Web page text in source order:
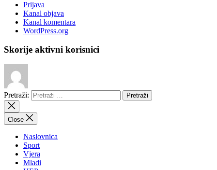
Prijava
Kanal objava
Kanal komentara
WordPress.org
Skorije aktivni korisnici
Pretraži:
Close
Naslovnica
Sport
Vjera
Mladi